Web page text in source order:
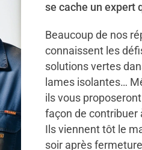
se cache un expert
Beaucoup de nos
connaissent les
solutions vertes
lames isolantes…
ils vous
façon de contribuer
Ils viennent tôt le
soir après